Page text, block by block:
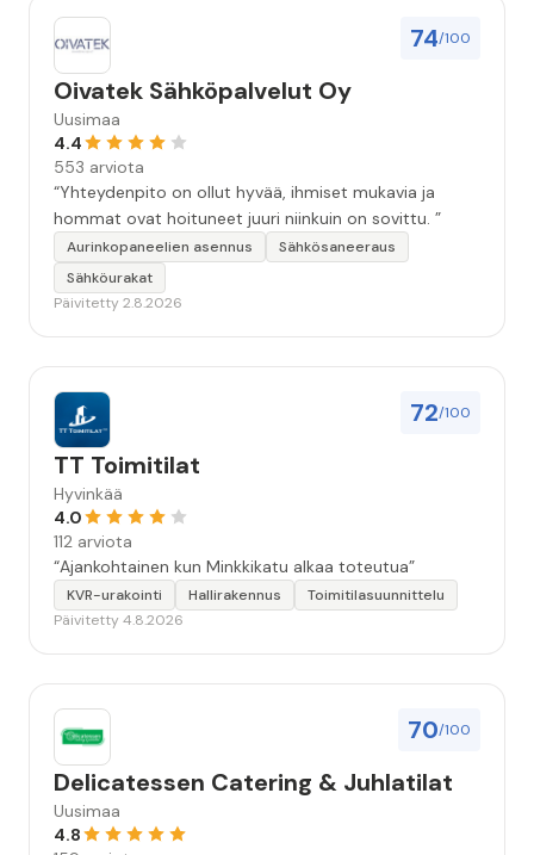
74/100
Oivatek Sähköpalvelut Oy
Uusimaa
4.4
553 arviota
“Yhteydenpito on ollut hyvää, ihmiset mukavia ja
hommat ovat hoituneet juuri niinkuin on sovittu. ”
Aurinkopaneelien asennus
Sähkösaneeraus
Sähköurakat
Päivitetty 2.8.2026
72/100
TT Toimitilat
Hyvinkää
4.0
112 arviota
“Ajankohtainen kun Minkkikatu alkaa toteutua”
KVR-urakointi Hallirakennus
Toimitilasuunnittelu
Päivitetty 4.8.2026
70/100
Delicatessen Catering & Juhlatilat
Uusimaa
4.8